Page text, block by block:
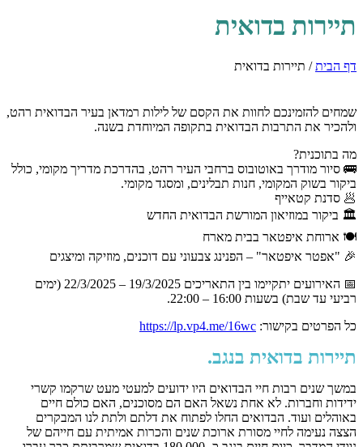
תיירות בדואית
דף הבית/ תיירות בדואית
שמחים להזמינכם לחוות את הקסם של לילות רמדאן בעיר הבדואית רהט,
ולהכיר את התרבות הבדואית בתקופה המיוחדת בשנה.
מה בתוכנית?
🚌 סיור מודרך באוטובוס ברחבי העיר רהט, בהדרכת מדריך מקומי, כולל
ביקור בשוק המקומי, חנות תבלינים, ומסגד מקומי.
🥟 סדנת קטאייף
🏛️ ביקור במוזיאון המורשת הבדואית החדש
🍽️ ארוחת איפטאר בבית מארח
🎉 "אפטר איפטאר" – הפנינג צבעוני עם דוכנים, מוזיקה ומיצגים
📅 האירועים יתקיימו בין התאריכים 19/3/2025 – 22/3/2025 (ימים
רביעי עד שבת) בשעות 16:00 – 22:00.
כל הפרטים בקישור: https://lp.vp4.me/16wc
תיירות בדואית בנגב.
במשך שנים רבות חיי הבדואים היו ידועים למעטי מעט שרקמו קשרי
ידידות וחברות. לא אחת נשאל האם הם מסוכנים, האם כולם חיים
באוהלים ועוד. הבדואים החלו לפתוח את דלתם ולתת לנו המבקרים
הצצה נעימה לחיי מסורת ארוכת שנים והכרות אמיתית עם חייהם של